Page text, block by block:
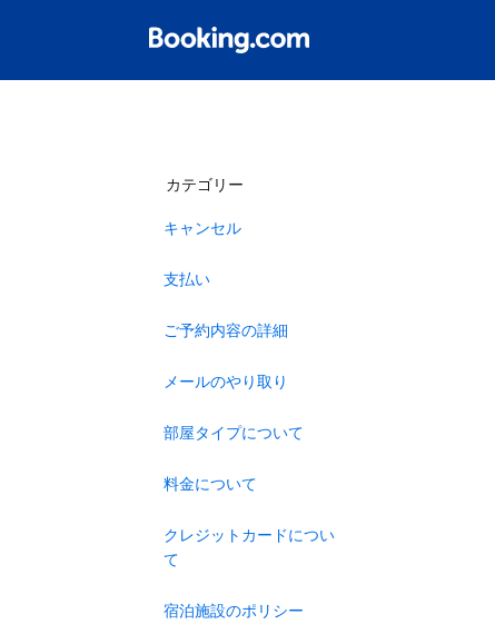
カテゴリー
キャンセル
支払い
ご予約内容の詳細
メールのやり取り
部屋タイプについて
料金について
クレジットカードについ
て
宿泊施設のポリシー